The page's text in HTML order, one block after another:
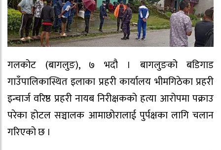
गलकोट (बागलुङ), ७ भदौ । बागलुङको बडिगाड
गाउँपालिकास्थित इलाका प्रहरी कार्यालय भीमगिठेका प्रहरी
इन्चार्ज वरिष्ठ प्रहरी नायब निरीक्षकको हत्या आरोपमा पक्राउ
परेका होटल सञ्चालक आमाछोरालाई पुर्पक्षका लागि चलान
गरिएको छ ।